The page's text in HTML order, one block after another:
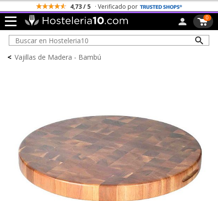
4,73 / 5 · Verificado por
0
< Vajillas de Madera - Bambú